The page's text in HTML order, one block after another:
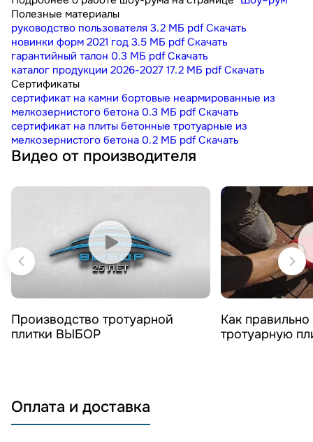
Полезные материалы
руководство пользователя 3.2 МБ pdf Скачать
новинки форм 2021 год 3.5 МБ pdf Скачать
гарантийный талон 0.3 МБ pdf Скачать
каталог продукции 2026-2027 17.2 МБ pdf Скачать
Сертификаты
сертификат на камни бортовые неармированные из
мелкозернистого бетона 0.3 МБ pdf Скачать
сертификат на плиты бетонные тротуарные из
мелкозернистого бетона 0.2 МБ pdf Скачать
Видео от производителя
Смотреть видео
Производство тротуарной
плитки ВЫБОР
Смотреть
Как
тротуарную
Оплата и доставка